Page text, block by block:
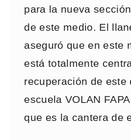
para la nueva
de este medio. El
aseguró que en este
está totalmente
recuperación de este
escuela VOLAN
que es la cantera de